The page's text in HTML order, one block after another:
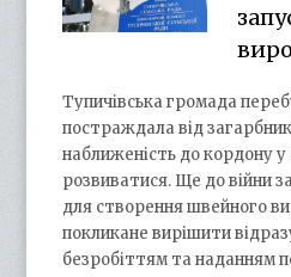
Тупичівська громада
постраждала від
наближеність до кордону у
розвиватися. Ще до війни
для створення швейного
покликане вирішити
безробіттям та наданням